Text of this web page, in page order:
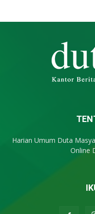
Harian Umum Duta
Online